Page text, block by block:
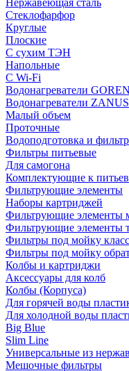
Стеклофарфор
Круглые
Плоские
С сухим ТЭН
Напольные
С Wi-Fi
Водонагреватели
Водонагреватели
Малый объем
Проточные
Водоподготовка и
Фильтры питьевые
Для самогона
Комплектующие к
Фильтрующие элементы
Наборы картриджей
Фильтрующие элементы
Фильтрующие элементы
Фильтры под мойку
Фильтры под мойку
Колбы и картриджи
Аксессуары для колб
Колбы (Корпуса)
Для горячей воды
Для холодной воды
Big Blue
Slim Line
Универсальные из
Мешочные фильтры